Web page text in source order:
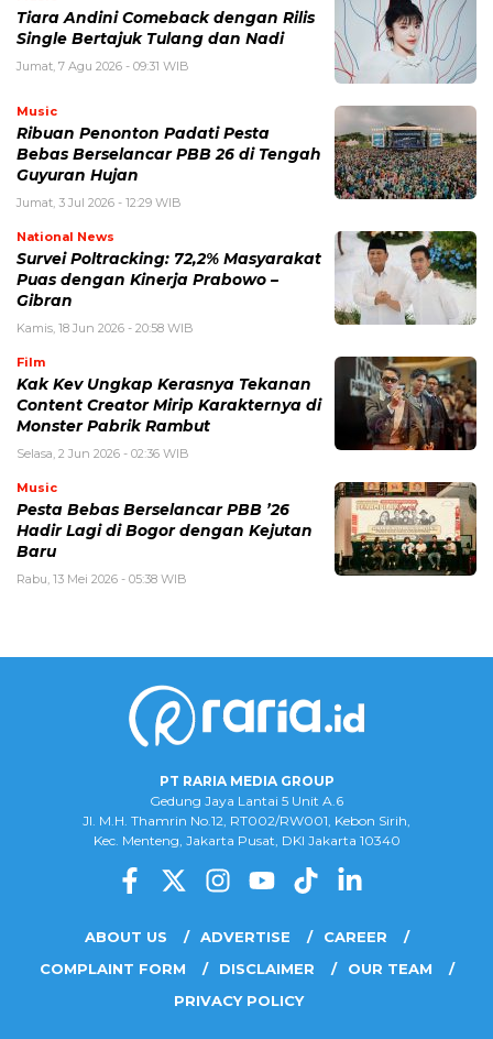
Tiara Andini Comeback dengan Rilis
Single Bertajuk Tulang dan Nadi
Jumat, 7 Agu 2026 - 09:31 WIB
Music
Ribuan Penonton Padati Pesta
Bebas Berselancar PBB 26 di Tengah
Guyuran Hujan
Jumat, 3 Jul 2026 - 12:29 WIB
National News
Survei Poltracking: 72,2% Masyarakat
Puas dengan Kinerja Prabowo –
Gibran
Kamis, 18 Jun 2026 - 20:58 WIB
Film
Kak Kev Ungkap Kerasnya Tekanan
Content Creator Mirip Karakternya di
Monster Pabrik Rambut
Selasa, 2 Jun 2026 - 02:36 WIB
Music
Pesta Bebas Berselancar PBB ’26
Hadir Lagi di Bogor dengan Kejutan
Baru
Rabu, 13 Mei 2026 - 05:38 WIB
PT RARIA MEDIA GROUP
Gedung Jaya Lantai 5 Unit A.6
Jl. M.H. Thamrin No.12, RT002/RW001, Kebon Sirih,
Kec. Menteng, Jakarta Pusat, DKI Jakarta 10340
ABOUT US ADVERTISE
CAREER
COMPLAINT FORM
DISCLAIMER
OUR TEAM
PRIVACY POLICY